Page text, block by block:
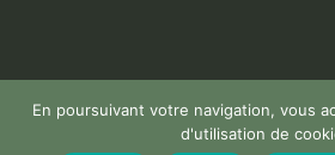
En poursuivant votre navigation, vous
d'utilisation de